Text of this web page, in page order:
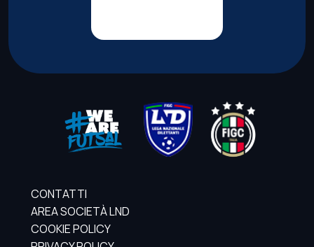
CONTATTI
AREA SOCIETÀ LND
COOKIE POLICY